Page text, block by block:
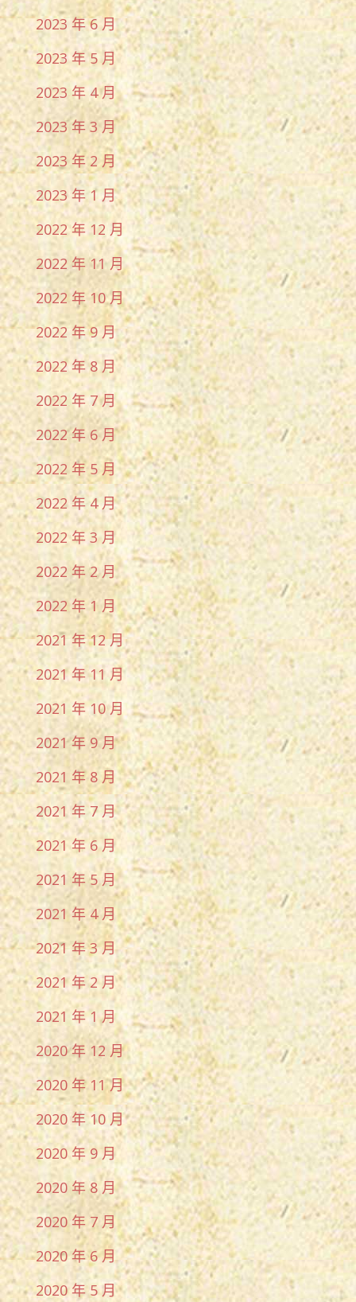
2023 年 6 月
2023 年 5 月
2023 年 4 月
2023 年 3 月
2023 年 2 月
2023 年 1 月
2022 年 12 月
2022 年 11 月
2022 年 10 月
2022 年 9 月
2022 年 8 月
2022 年 7 月
2022 年 6 月
2022 年 5 月
2022 年 4 月
2022 年 3 月
2022 年 2 月
2022 年 1 月
2021 年 12 月
2021 年 11 月
2021 年 10 月
2021 年 9 月
2021 年 8 月
2021 年 7 月
2021 年 6 月
2021 年 5 月
2021 年 4 月
2021 年 3 月
2021 年 2 月
2021 年 1 月
2020 年 12 月
2020 年 11 月
2020 年 10 月
2020 年 9 月
2020 年 8 月
2020 年 7 月
2020 年 6 月
2020 年 5 月